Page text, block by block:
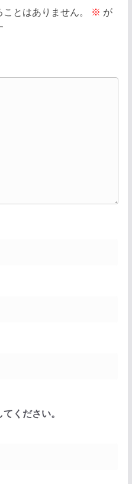
とはありません。 ※ が
ください。